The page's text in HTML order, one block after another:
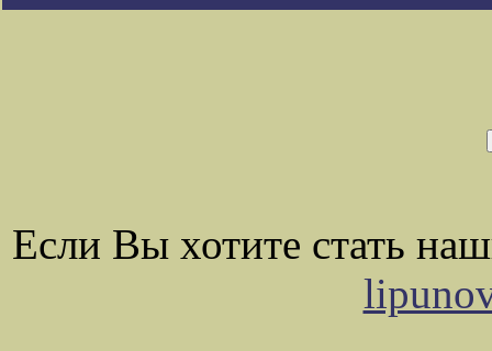
Если Вы хотите стать